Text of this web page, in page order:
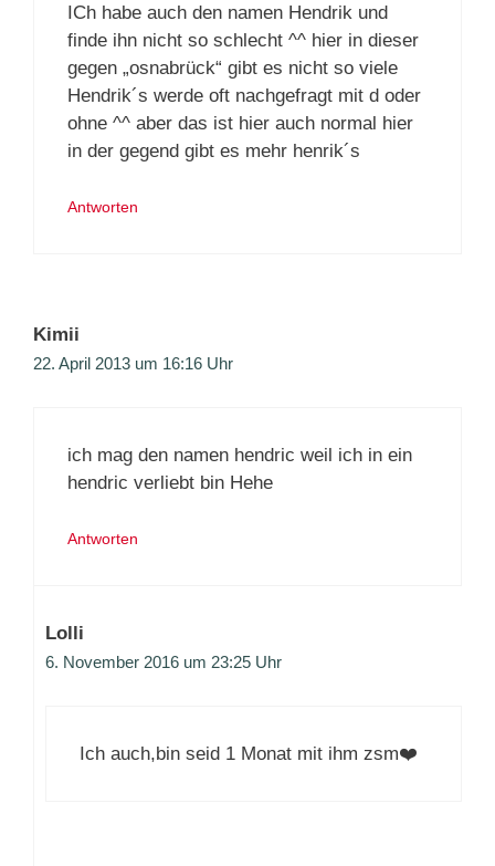
ICh habe auch den namen Hendrik und
finde ihn nicht so schlecht ^^ hier in dieser
gegen „osnabrück“ gibt es nicht so viele
Hendrik´s werde oft nachgefragt mit d oder
ohne ^^ aber das ist hier auch normal hier
in der gegend gibt es mehr henrik´s
Antworten
Kimii
22. April 2013 um 16:16 Uhr
ich mag den namen hendric weil ich in ein
hendric verliebt bin Hehe
Antworten
Lolli
6. November 2016 um 23:25 Uhr
Ich auch,bin seid 1 Monat mit ihm zsm❤️